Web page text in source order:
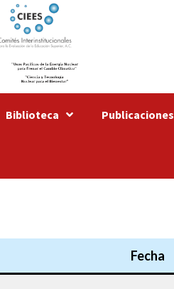
Biblioteca Publicaciones
Fecha